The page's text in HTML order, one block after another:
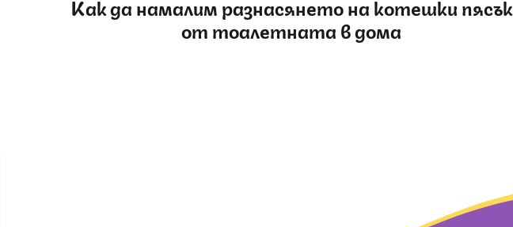
Как да намалим разнасянето на котешки пясък
от тоалетната в дома